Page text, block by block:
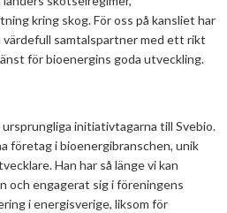
kring skog. För oss på kansliet har
samtalspartner med ett rikt
för bioenergins goda utveckling.
initiativtagarna till Svebio.
företag i bioenergibranschen, unik
Han har så länge vi kan
och engagerat sig i föreningens
i energisverige, liksom för